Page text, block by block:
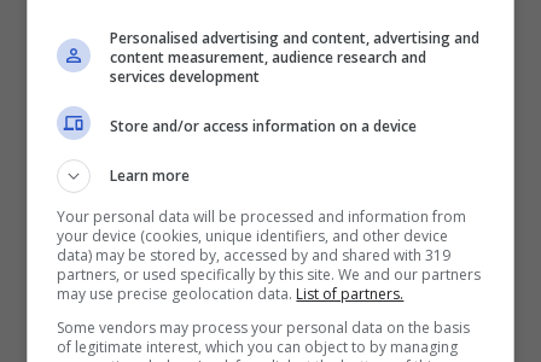
Tradimento sospesa per l’estate: ecco quando torna in TV
(Meidaset Infinity) – salussolanews.it
L’azienda non ha voluto “sprecare” gli episodi
Personalised advertising and content, advertising and
content measurement, audience research and
services development
Store and/or access information on a device
Learn more
Your personal data will be processed and information from
your device (cookies, unique identifiers, and other device
data) may be stored by, accessed by and shared with 319
partners, or used specifically by this site. We and our partners
may use precise geolocation data. List of partners.
Some vendors may process your personal data on the basis
of legitimate interest, which you can object to by managing